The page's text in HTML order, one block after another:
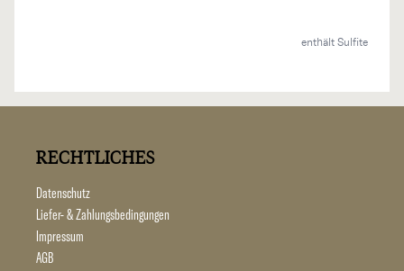
enthält Sulfite
RECHTLICHES
Datenschutz
Liefer- & Zahlungsbedingungen
Impressum
AGB